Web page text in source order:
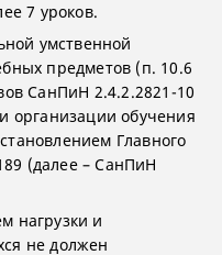
7 уроков.
умственной
предметов (п. 10.6
СанПиН 2.4.2.2821-10
организации обучения
Главного
(далее – СанПиН
нагрузки и
не должен